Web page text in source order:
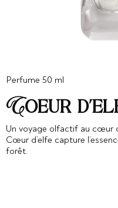
Perfume 50 ml
Coeur
Un voyage olfactif au cœur
Cœur d’elfe capture
forêt.